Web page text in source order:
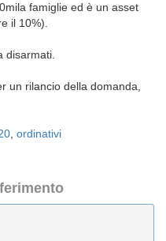
famiglie ed è un asset
il 10%).
disarmati.
un rilancio della domanda,
ordinativi